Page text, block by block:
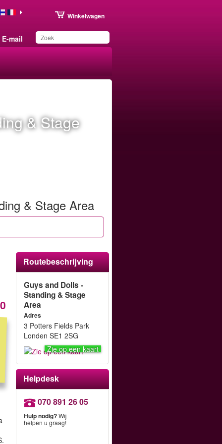
E-mail
Winkelwagen
& Stage
& Stage Area
Routebeschrijving
Guys and Dolls -
Standing & Stage
Area
Adres
3 Potters Fields Park
Londen SE1 2SG
Zie op een kaart
Helpdesk
070 891 26 05
Hulp nodig?Wij
helpen u graag!